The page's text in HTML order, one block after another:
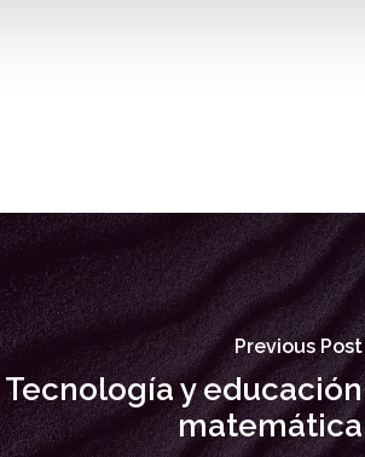
Previous Post
Tecnología y educación
matemática